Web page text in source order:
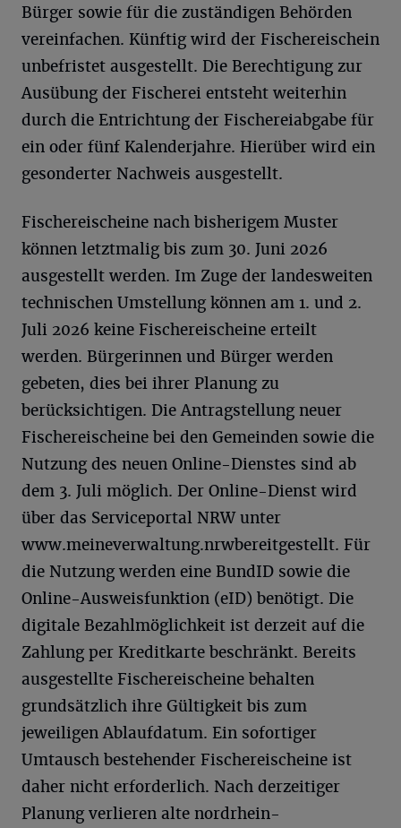
Bürger sowie für die zuständigen Behörden
vereinfachen. Künftig wird der Fischereischein
unbefristet ausgestellt. Die Berechtigung zur
Ausübung der Fischerei entsteht weiterhin
durch die Entrichtung der Fischereiabgabe für
ein oder fünf Kalenderjahre. Hierüber wird ein
gesonderter Nachweis ausgestellt.
Fischereischeine nach bisherigem Muster
können letztmalig bis zum 30. Juni 2026
ausgestellt werden. Im Zuge der landesweiten
technischen Umstellung können am 1. und 2.
Juli 2026 keine Fischereischeine erteilt
werden. Bürgerinnen und Bürger werden
gebeten, dies bei ihrer Planung zu
berücksichtigen. Die Antragstellung neuer
Fischereischeine bei den Gemeinden sowie die
Nutzung des neuen Online-Dienstes sind ab
dem 3. Juli möglich. Der Online-Dienst wird
über das Serviceportal NRW unter
www.meineverwaltung.nrwbereitgestellt. Für
die Nutzung werden eine BundID sowie die
Online-Ausweisfunktion (eID) benötigt. Die
digitale Bezahlmöglichkeit ist derzeit auf die
Zahlung per Kreditkarte beschränkt. Bereits
ausgestellte Fischereischeine behalten
grundsätzlich ihre Gültigkeit bis zum
jeweiligen Ablaufdatum. Ein sofortiger
Umtausch bestehender Fischereischeine ist
daher nicht erforderlich. Nach derzeitiger
Planung verlieren alte nordrhein-